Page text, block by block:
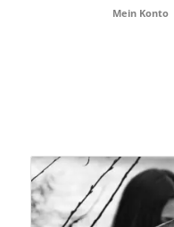
Mein Konto